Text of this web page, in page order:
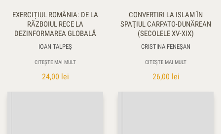
EXERCIȚIUL ROMÂNIA: DE LA
RĂZBOIUL RECE LA
DEZINFORMAREA GLOBALĂ
IOAN TALPEŞ
CITEȘTE MAI MULT
24,00 lei
CONVERTIRI LA ISLAM ÎN
SPAŢIUL CARPATO-DUNĂREAN
(SECOLELE XV-XIX)
CRISTINA FENEŞAN
CITEȘTE MAI MULT
26,00 lei